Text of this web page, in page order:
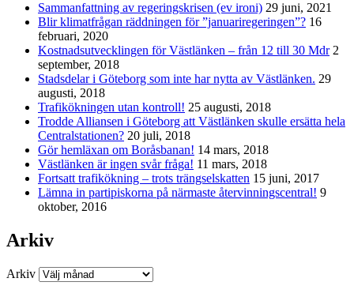
Sammanfattning av regeringskrisen (ev ironi) 29 juni, 2021
Blir klimatfrågan räddningen för ”januariregeringen”? 16
februari, 2020
Kostnadsutvecklingen för Västlänken – från 12 till 30 Mdr 2
september, 2018
Stadsdelar i Göteborg som inte har nytta av Västlänken. 29
augusti, 2018
Trafikökningen utan kontroll! 25 augusti, 2018
Trodde Alliansen i Göteborg att Västlänken skulle ersätta hela
Centralstationen? 20 juli, 2018
Gör hemläxan om Boråsbanan! 14 mars, 2018
Västlänken är ingen svår fråga! 11 mars, 2018
Fortsatt trafikökning – trots trängselskatten 15 juni, 2017
Lämna in partipiskorna på närmaste återvinningscentral! 9
oktober, 2016
Arkiv
Arkiv